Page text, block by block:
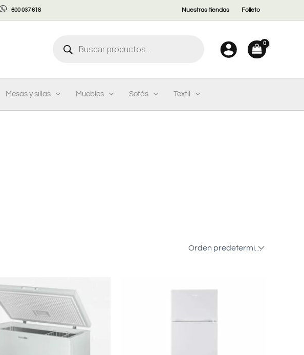
600 037 618 Nuestras tiendas Folleto
Mesas y sillas Muebles Sofás Textil